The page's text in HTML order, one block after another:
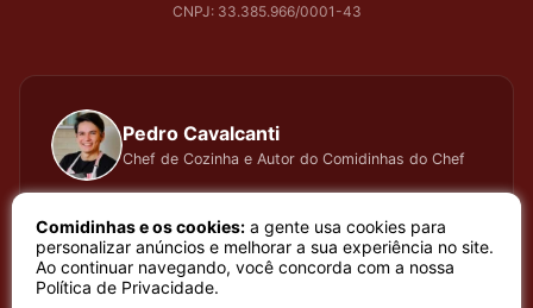
CNPJ: 33.385.966/0001-43
Pedro Cavalcanti
Chef de Cozinha e Autor do Comidinhas do Chef
atenção, testando cada receita que apresento, meu
trabalho é baseado em sentimento de amor e bem
estar que a arte de cozinhar proporciona. Meu nome é
Comidinhas e os cookies: a gente usa cookies para
personalizar anúncios e melhorar a sua experiência no site.
Ao continuar navegando, você concorda com a nossa
Política de Privacidade.